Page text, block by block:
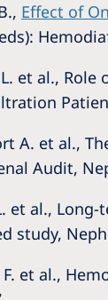
Effect of
et al.,
A. et al.,
Audit,
et al.,
study,
et al.,